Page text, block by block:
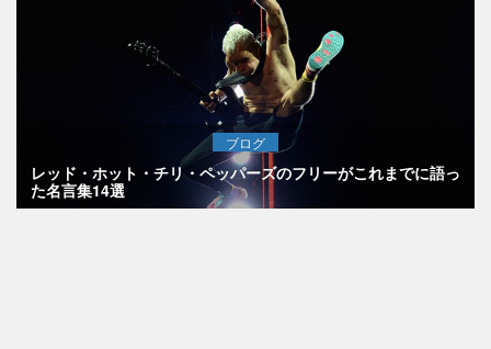
ブログ
レッド・ホット・チリ・ペッパーズのフリーがこれまでに語っ
た名言集14選